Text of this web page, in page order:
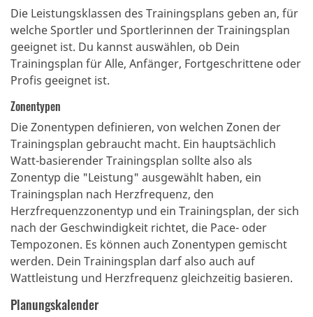
Die Leistungsklassen des Trainingsplans geben an, für
welche Sportler und Sportlerinnen der Trainingsplan
geeignet ist. Du kannst auswählen, ob Dein
Trainingsplan für Alle, Anfänger, Fortgeschrittene oder
Profis geeignet ist.
Zonentypen
Die Zonentypen definieren, von welchen Zonen der
Trainingsplan gebraucht macht. Ein hauptsächlich
Watt-basierender Trainingsplan sollte also als
Zonentyp die "Leistung" ausgewählt haben, ein
Trainingsplan nach Herzfrequenz, den
Herzfrequenzzonentyp und ein Trainingsplan, der sich
nach der Geschwindigkeit richtet, die Pace- oder
Tempozonen. Es können auch Zonentypen gemischt
werden. Dein Trainingsplan darf also auch auf
Wattleistung und Herzfrequenz gleichzeitig basieren.
Planungskalender